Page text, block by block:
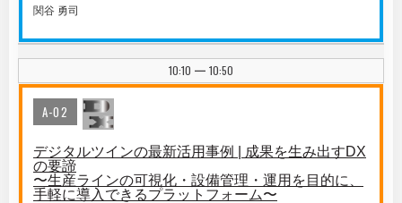
関谷 勇司
10:10 | 10:50
A-02
デジタルツインの最新活用事例 | 成果を生み出すDX
の要諦
〜生産ラインの可視化・設備管理・運用を目的に、
手軽に導入できるプラットフォーム〜